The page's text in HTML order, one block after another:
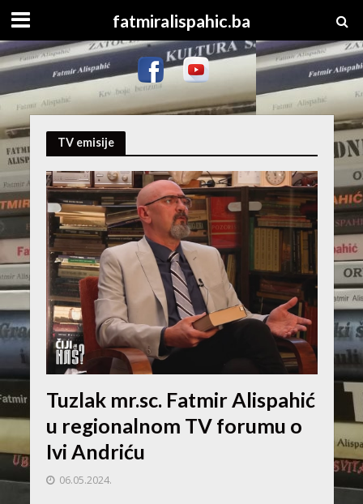
fatmiralispahic.ba
TV emisije
Tuzlak mr.sc. Fatmir Alispahić
u regionalnom TV forumu o
Ivi Andriću
06.05.2024.